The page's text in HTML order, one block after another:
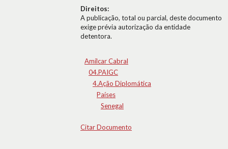
Direitos:
A publicação, total ou parcial, deste documento
exige prévia autorização da entidade
detentora.
Amílcar Cabral
04.PAIGC
4.Ação Diplomática
Países
Senegal
Citar Documento